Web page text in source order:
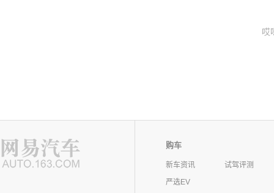
哎
购车
新车资讯
试驾评测
严选EV